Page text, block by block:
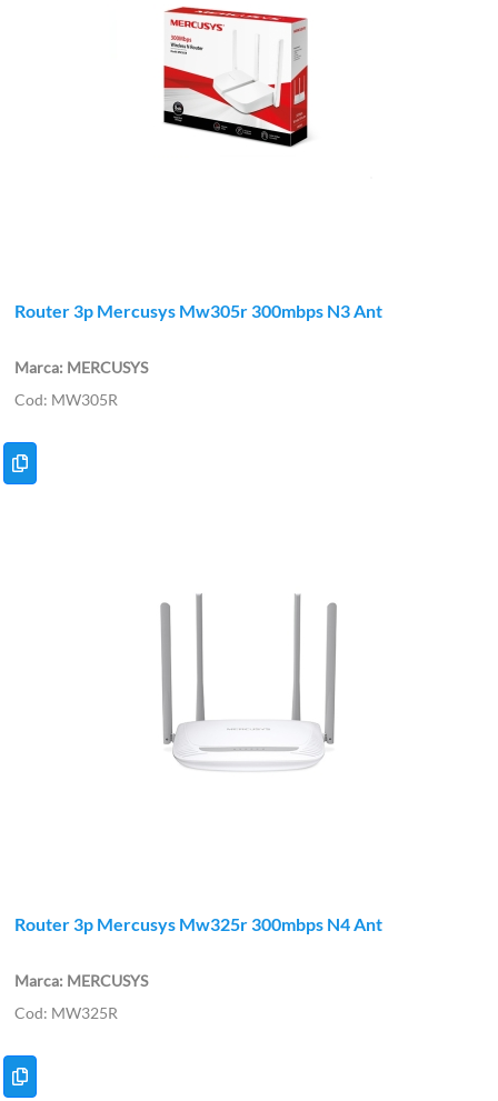
Router 3p Mercusys Mw305r 300mbps N3 Ant
MERCUSYS
MW305R
Router 3p Mercusys Mw325r 300mbps N4 Ant
MERCUSYS
MW325R